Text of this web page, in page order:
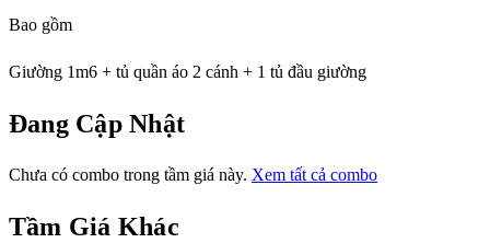
Bao gồm
Giường 1m6 + tủ quần áo 2 cánh + 1 tủ đầu giường
Đang Cập Nhật
Chưa có combo trong tầm giá này. Xem tất cả combo
Tầm Giá Khác